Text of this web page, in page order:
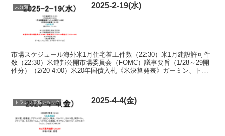
未分類 2025-2-19(水)
市場スケジュール海外米1月住宅着工件数（22:30）米1月建設許可件
数（22:30）米連邦公開市場委員会（FOMC）議事要旨（1/28～29開
催分）（2/20 4:00）米20年国債入札《米決算発表》ガーミン、トリ
トランプ関税ショック 2025-4-4(金)